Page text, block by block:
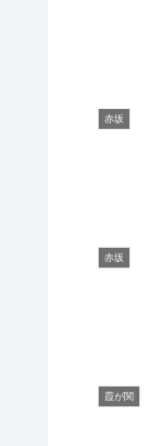
赤坂
赤坂
霞が関